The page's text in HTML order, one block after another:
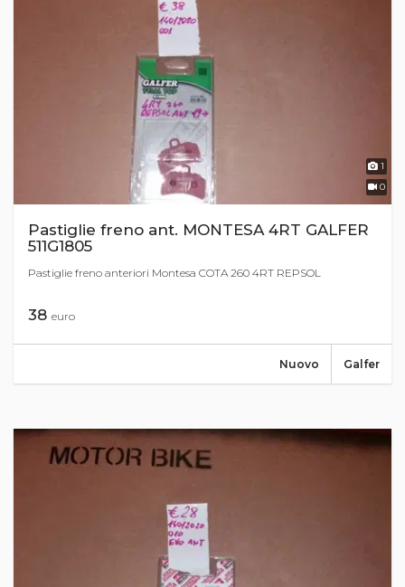
1
0
Pastiglie freno ant. MONTESA 4RT GALFER
511G1805
Pastiglie freno anteriori Montesa COTA 260 4RT REPSOL
38 euro
Galfer
Nuovo